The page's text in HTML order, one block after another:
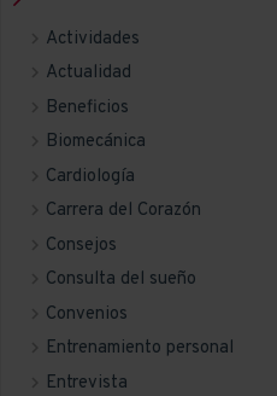
Actividades
Actualidad
Beneficios
Biomecánica
Cardiología
Carrera del Corazón
Consejos
Consulta del sueño
Convenios
Entrenamiento personal
Entrevista